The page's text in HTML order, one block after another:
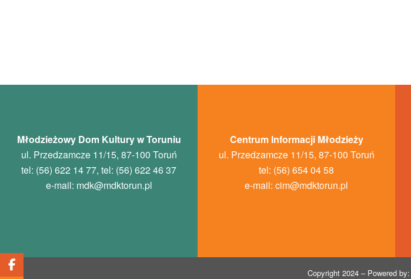
Młodzieżowy Dom Kultury w Toruniu
ul. Przedzamcze 11/15, 87-100 Toruń
tel: (56) 622 14 77, tel: (56) 622 46 37
e-mail: mdk@mdktorun.pl
Centrum Informacji Młodzieży
ul. Przedzamcze 11/15, 87-100 Toruń
tel: (56) 654 04 58
e-mail: cim@mdktorun.pl
Copyright 2024 – Powered